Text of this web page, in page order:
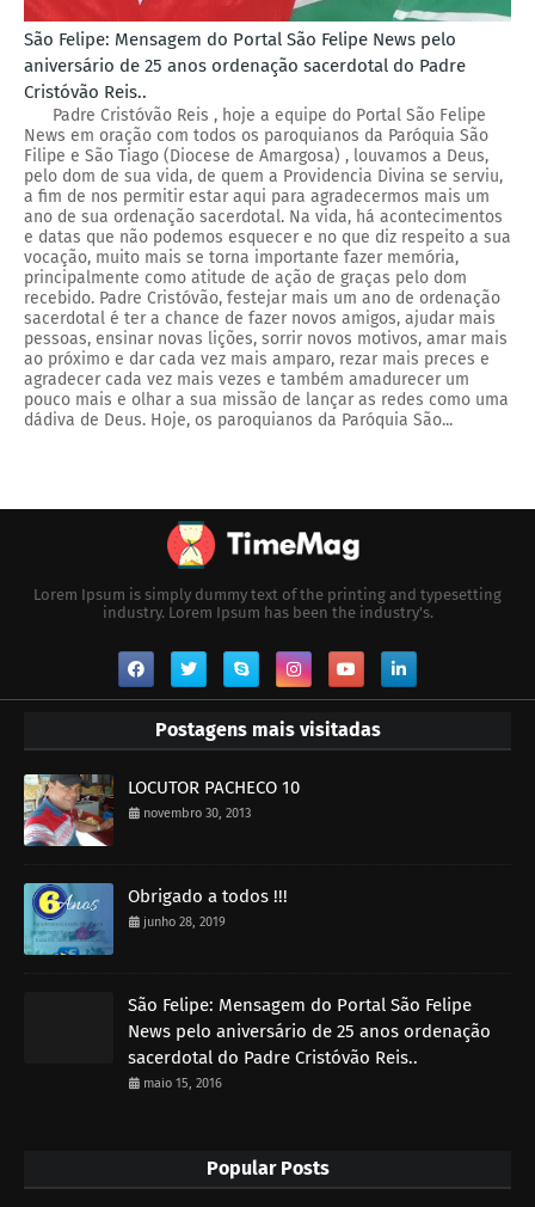
São Felipe: Mensagem do Portal São Felipe News pelo
aniversário de 25 anos ordenação sacerdotal do Padre
Cristóvão Reis..
Padre Cristóvão Reis , hoje a equipe do Portal São Felipe
News em oração com todos os paroquianos da Paróquia São
Filipe e São Tiago (Diocese de Amargosa) , louvamos a Deus,
pelo dom de sua vida, de quem a Providencia Divina se serviu,
a fim de nos permitir estar aqui para agradecermos mais um
ano de sua ordenação sacerdotal. Na vida, há acontecimentos
e datas que não podemos esquecer e no que diz respeito a sua
vocação, muito mais se torna importante fazer memória,
principalmente como atitude de ação de graças pelo dom
recebido. Padre Cristóvão, festejar mais um ano de ordenação
sacerdotal é ter a chance de fazer novos amigos, ajudar mais
pessoas, ensinar novas lições, sorrir novos motivos, amar mais
ao próximo e dar cada vez mais amparo, rezar mais preces e
agradecer cada vez mais vezes e também amadurecer um
pouco mais e olhar a sua missão de lançar as redes como uma
dádiva de Deus. Hoje, os paroquianos da Paróquia São...
Lorem Ipsum is simply dummy text of the printing and typesetting
industry. Lorem Ipsum has been the industry's.
Postagens mais visitadas
LOCUTOR PACHECO 10
novembro 30, 2013
Obrigado a todos !!!
junho 28, 2019
São Felipe: Mensagem do Portal São Felipe
News pelo aniversário de 25 anos ordenação
sacerdotal do Padre Cristóvão Reis..
maio 15, 2016
Popular Posts